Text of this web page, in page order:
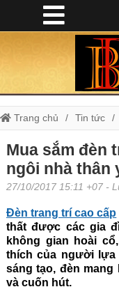
Trang chủ Tin tức
Mua sắm đèn trang trí
Mua sắm đèn
ngôi nhà thân
27/10/2017 15:11 +07 -
Đèn trang trí cao cấp
thất được các gia
không gian hoài
thích của người lựa
sáng tạo, đèn
và cuốn hút.